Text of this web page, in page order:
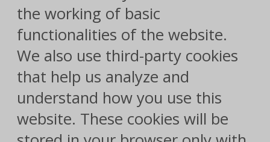
the working of basic
functionalities of the website.
We also use third-party cookies
that help us analyze and
understand how you use this
website. These cookies will be